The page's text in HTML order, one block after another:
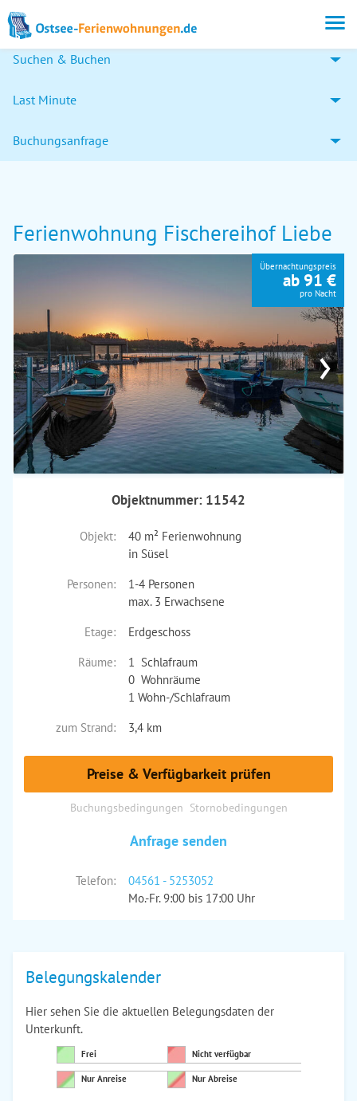
Suchen & Buchen
Last Minute
Buchungsanfrage
Ferienwohnung Fischereihof Liebe
›
Übernachtungspreis
ab 91 €
pro Nacht
Objektnummer: 11542
Objekt:
40 m² Ferienwohnung
in Süsel
Personen:
1-4 Personen
max. 3 Erwachsene
Etage:
Erdgeschoss
Räume:
1 Schlafraum
0 Wohnräume
1 Wohn-/Schlafraum
zum Strand:
3,4 km
Preise & Verfügbarkeit prüfen
Buchungsbedingungen Stornobedingungen
Anfrage senden
Telefon:
04561 - 5253052
Mo.-Fr. 9:00 bis 17:00 Uhr
Belegungskalender
Hier sehen Sie die aktuellen Belegungsdaten der
Unterkunft.
Frei Nicht verfügbar
Nur Anreise Nur Abreise